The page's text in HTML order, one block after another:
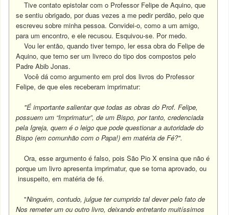
Tive contato epistolar com o Professor Felipe de Aquino, que
se sentiu obrigado, por duas vezes a me pedir perdão, pelo que
escreveu sobre minha pessoa. Convidei-o, como a um amigo,
para um encontro, e ele recusou. Esquivou-se. Por medo.
Vou ler então, quando tiver tempo, ler essa obra do Felipe de
Aquino, que temo ser um livreco do tipo dos compostos pelo
Padre Abib Jonas.
Você dá como argumento em prol dos livros do Professor
Felipe, de que eles receberam imprimatur:
"É importante salientar que todas as obras do Prof. Felipe,
possuem um “Imprimatur”, de um Bispo, por tanto, credenciada
pela Igreja, quem é o leigo que pode questionar a autoridade do
Bispo (em comunhão com o Papa!) em matéria de Fé?".
Ora, esse argumento é falso, pois São Pio X ensina que não é
porque um livro apresenta imprimatur, que se torna aprovado, ou
insuspeito, em matéria de fé.
"Ninguém, contudo, julgue ter cumprido tal dever pelo fato de
Nos remeter um ou outro livro, deixando entretanto muitíssimos